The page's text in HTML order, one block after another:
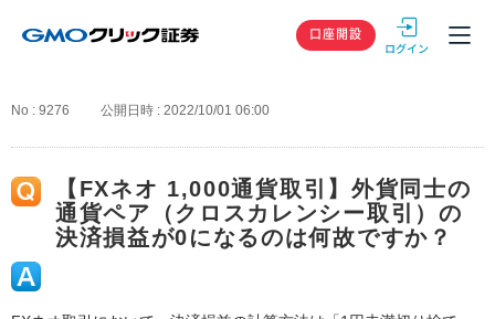
GMOクリック
口座開設
No : 9276 公開日時 : 2022/10/01 06:00
【FXネオ 1,000通貨取引】外貨同士の
通貨ペア（クロスカレンシー取引）の
決済損益が0になるのは何故ですか？